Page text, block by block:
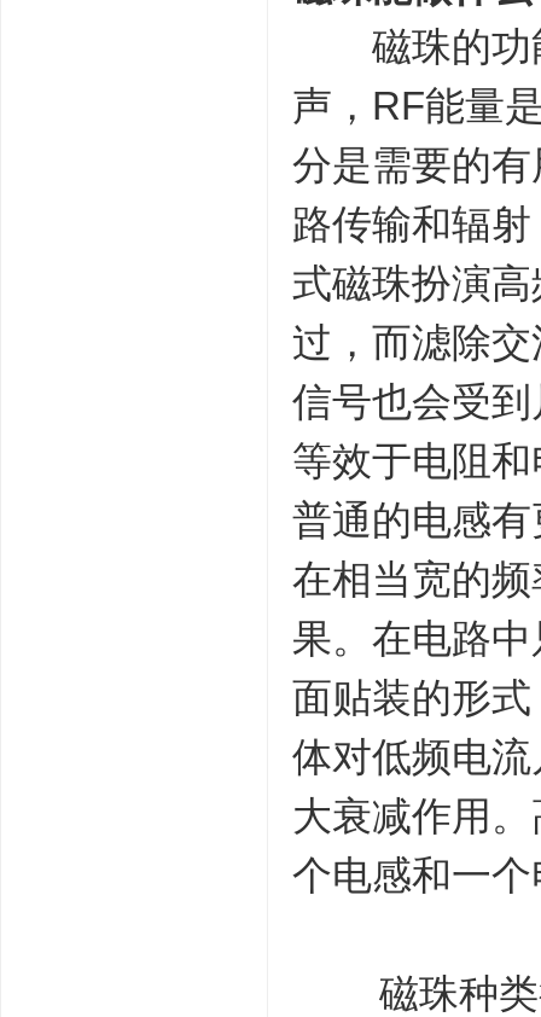
磁珠的功能
声，RF能量
分是需要的
路传输和辐
式磁珠扮演
过，而滤除
信号也会受
等效于电阻
普通的电感
在相当宽的
果。在电路
面贴装的形
体对低频电
大衰减作用
个电感和一
磁珠种类很